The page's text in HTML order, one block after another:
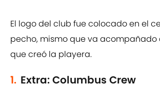
El logo del club fue colocado en el
pecho, mismo que va
que creó la playera.
1. Extra: Columbus Crew